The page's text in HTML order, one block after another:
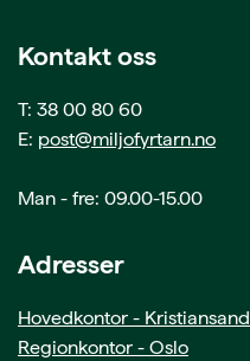
Kontakt oss
T: 38 00 80 60
E: post@miljofyrtarn.no
Man - fre: 09.00-15.00
Adresser
Hovedkontor - Kristiansand
Regionkontor - Oslo